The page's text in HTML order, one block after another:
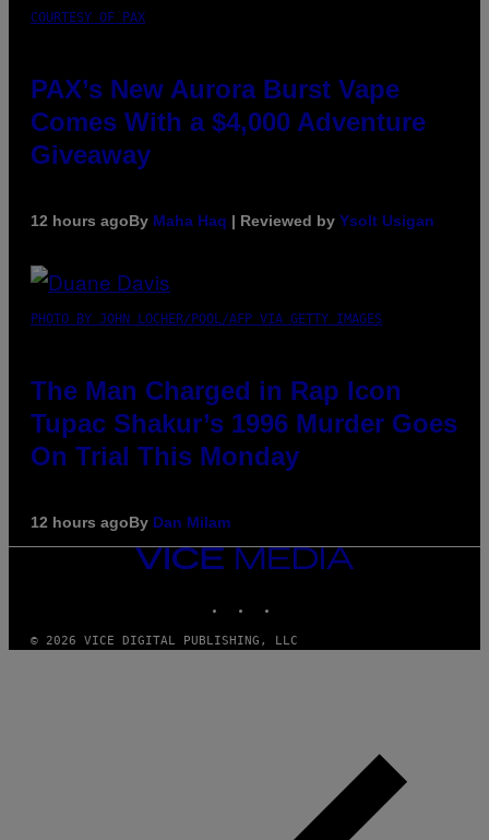
COURTESY OF PAX
PAX’s New Aurora Burst Vape
Comes With a $4,000 Adventure
Giveaway
12 hours agoBy Maha Haq | Reviewed by Ysolt Usigan
PHOTO BY JOHN LOCHER/POOL/AFP VIA GETTY IMAGES
The Man Charged in Rap Icon
Tupac Shakur’s 1996 Murder Goes
On Trial This Monday
12 hours agoBy Dan Milam
VICE
MEDIA
© 2026 VICE DIGITAL PUBLISHING, LLC